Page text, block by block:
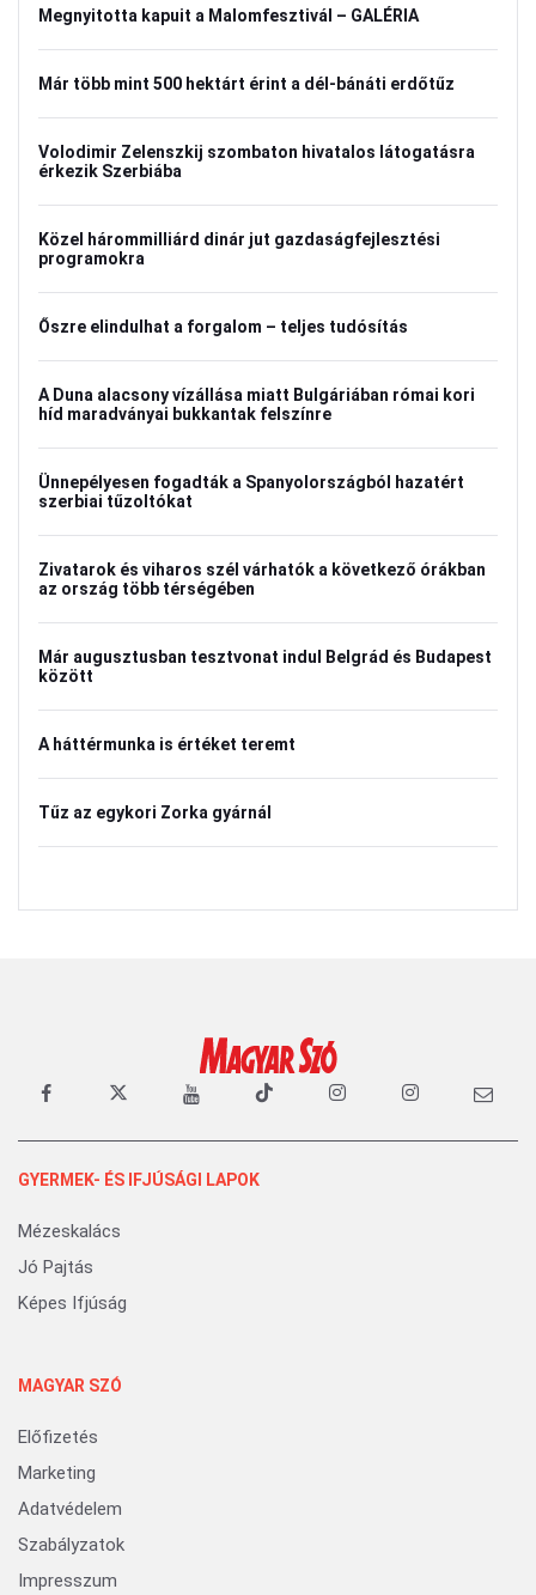
Megnyitotta kapuit a Malomfesztivál – GALÉRIA
Már több mint 500 hektárt érint a dél-bánáti erdőtűz
Volodimir Zelenszkij szombaton hivatalos látogatásra
érkezik Szerbiába
Közel hárommilliárd dinár jut gazdaságfejlesztési
programokra
Őszre elindulhat a forgalom – teljes tudósítás
A Duna alacsony vízállása miatt Bulgáriában római kori
híd maradványai bukkantak felszínre
Ünnepélyesen fogadták a Spanyolországból hazatért
szerbiai tűzoltókat
Zivatarok és viharos szél várhatók a következő órákban
az ország több térségében
Már augusztusban tesztvonat indul Belgrád és Budapest
között
A háttérmunka is értéket teremt
Tűz az egykori Zorka gyárnál
GYERMEK- ÉS IFJÚSÁGI LAPOK
Mézeskalács
Jó Pajtás
Képes Ifjúság
MAGYAR SZÓ
Előfizetés
Marketing
Adatvédelem
Szabályzatok
Impresszum